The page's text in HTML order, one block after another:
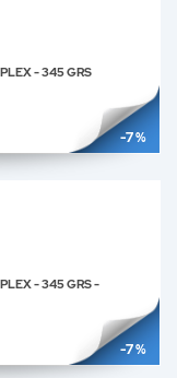
-7 %
- 345 GRS
-7 %
- 345 GRS -